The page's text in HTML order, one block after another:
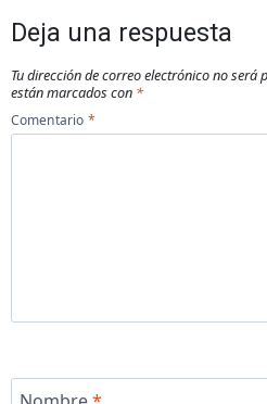
Deja una respuesta
Tu dirección de correo electrónico no será
están marcados con *
Comentario *